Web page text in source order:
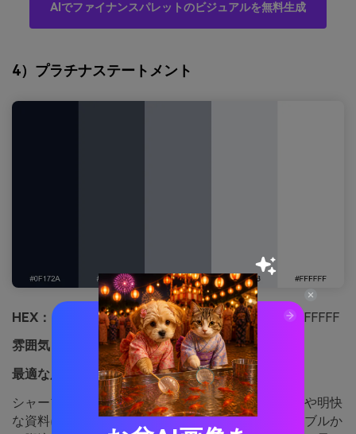
AIでファイナンスパレットのビジュアルを無料生成
4）プラチナステートメント
HEX： #0F172A #4B5563 #9CA3AF #E5E7EB #FFFFFF
雰囲気：
クリーン・エグゼクティブ
最適な用途：
年次報告書レイアウト
シャープなグレーやほぼ黒は、洗練された情報開示や明快
な資料にぴったり。クリアなカラーパレットはテーブルか